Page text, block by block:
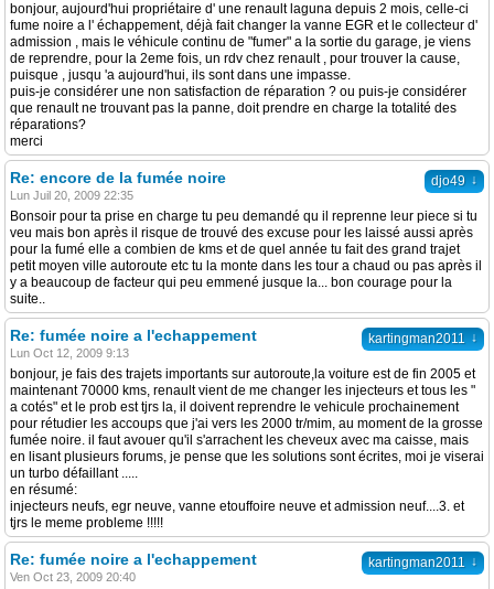
bonjour, aujourd'hui propriétaire d' une renault laguna depuis 2 mois, celle-ci
fume noire a l' échappement, déjà fait changer la vanne EGR et le collecteur d'
admission , mais le véhicule continu de "fumer" a la sortie du garage, je viens
de reprendre, pour la 2eme fois, un rdv chez renault , pour trouver la cause,
puisque , jusqu 'a aujourd'hui, ils sont dans une impasse.
puis-je considérer une non satisfaction de réparation ? ou puis-je considérer
que renault ne trouvant pas la panne, doit prendre en charge la totalité des
réparations?
merci
djo49 ↓
Re: encore de la fumée noire
Lun Juil 20, 2009 22:35
Bonsoir pour ta prise en charge tu peu demandé qu il reprenne leur piece si tu
veu mais bon après il risque de trouvé des excuse pour les laissé aussi après
pour la fumé elle a combien de kms et de quel année tu fait des grand trajet
petit moyen ville autoroute etc tu la monte dans les tour a chaud ou pas après il
y a beaucoup de facteur qui peu emmené jusque la... bon courage pour la
suite..
kartingman2011 ↓
Re: fumée noire a l'echappement
Lun Oct 12, 2009 9:13
bonjour, je fais des trajets importants sur autoroute,la voiture est de fin 2005 et
maintenant 70000 kms, renault vient de me changer les injecteurs et tous les "
a cotés" et le prob est tjrs la, il doivent reprendre le vehicule prochainement
pour rétudier les accoups que j'ai vers les 2000 tr/mim, au moment de la grosse
fumée noire. il faut avouer qu'il s'arrachent les cheveux avec ma caisse, mais
en lisant plusieurs forums, je pense que les solutions sont écrites, moi je viserai
un turbo défaillant .....
en résumé:
injecteurs neufs, egr neuve, vanne etouffoire neuve et admission neuf....3. et
tjrs le meme probleme !!!!!
kartingman2011 ↓
Re: fumée noire a l'echappement
Ven Oct 23, 2009 20:40